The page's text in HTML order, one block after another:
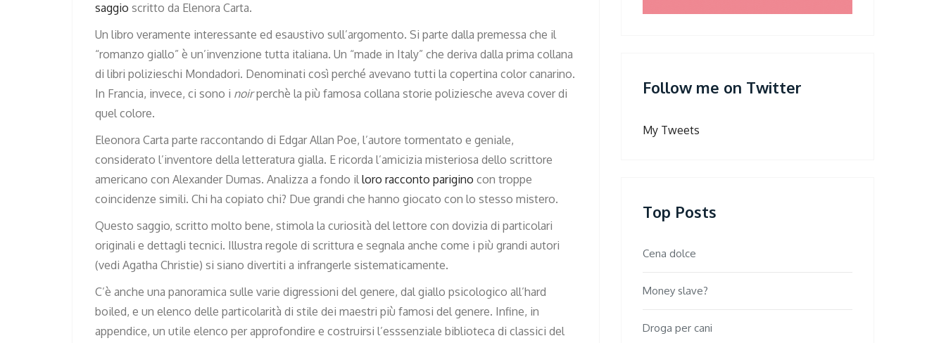
saggio scritto da Elenora Carta.
Un libro veramente interessante ed esaustivo sull’argomento. Si parte dalla premessa che il
“romanzo giallo” è un’invenzione tutta italiana. Un “made in Italy” che deriva dalla prima collana
di libri polizieschi Mondadori. Denominati così perché avevano tutti la copertina color canarino.
In Francia, invece, ci sono i noirperchè la più famosa collana storie poliziesche aveva cover di
quel colore.
Eleonora Carta parte raccontando di Edgar Allan Poe, l’autore tormentato e geniale,
considerato l’inventore della letteratura gialla. E ricorda l’amicizia misteriosa dello scrittore
americano con Alexander Dumas. Analizza a fondo illoro racconto parigino con troppe
coincidenze simili. Chi ha copiato chi? Due grandi che hanno giocato con lo stesso mistero.
Questo saggio, scritto molto bene, stimola la curiosità del lettore con dovizia di particolari
originali e dettagli tecnici. Illustra regole di scrittura e segnala anche come i più grandi autori
(vedi Agatha Christie) si siano divertiti a infrangerle sistematicamente.
C’è anche una panoramica sulle varie digressioni del genere, dal giallo psicologico all’hard
boiled, e un elenco delle particolarità di stile dei maestri più famosi del genere. Infine, in
appendice, un utile elenco per approfondire e costruirsi l’esssenziale biblioteca di classici del
Follow me on Twitter
My Tweets
Top Posts
Cena dolce
Money slave?
Droga per cani